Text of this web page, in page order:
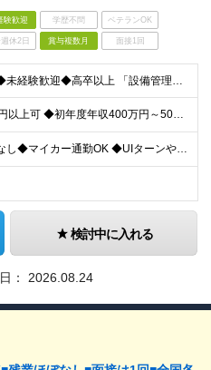
験歓迎 学歴不問 ベテランOK
休2日 賞与複数月 面接1回
◆大型採用◆未経験歓迎◆高卒以上 「設備管理は初めて…」という方でも大丈夫。 イチから丁寧にお教えしますのでご安心ください。 ＼こんなアナタにピッタリ／ ◎「人の健康に貢献したい」という想いがある
◆月収30万円以上可 ◆初年度年収400万円～500万円想定 月給21万7,080円～22万7,810円＋各種手当＋賞与年2回 ★「手当」や「賞与」が手厚いため、1年目未経験でも年収400万円以上
◆原則転勤なし◆マイカー通勤OK ◆UIターンや移住転職歓迎。Web面接実施中 ＜茨城工場＞ 茨城県稲敷郡阿見町吉原3586 ┗クリーンで働きやすいのが魅力です。 ★豊かな自然と便利な生活環境が調
検討中に入れる
： 2026.08.24